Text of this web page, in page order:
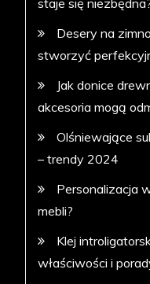
staje się
Desery na
stworzyć
Jak donice
akcesoria mogą
Olśniewające
– trendy 2024
Personalizacja
mebli?
Klej
właściwości i